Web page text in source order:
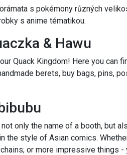
s pokémony různých
s anime tématikou.
& Hawu
Quack Kingdom! Here you can
berets, buy bags, pins,
only the name of a booth, but
the style of Asian comics.
or more impressive things